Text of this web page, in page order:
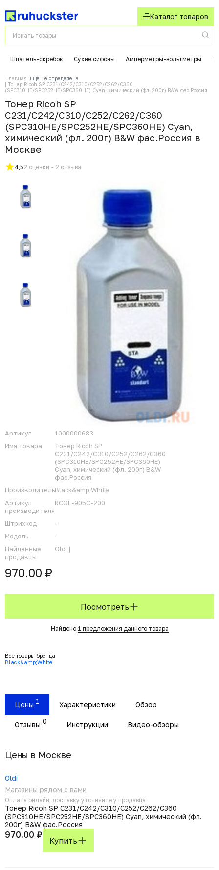
Каталог товаров
Шпатель-скребок Сухие сифоны Амперметры-вольтметры
Главная
Еще не определена
Тонер Ricoh SP C231/C242/C310/C252/C262/C360
(SPC310HE/SPC252HE/SPC360HE) Cyan, химический (фл. 200г) B&W фас.Россия
Тонер Ricoh SP
C231/C242/C310/C252/C262/C360
(SPC310HE/SPC252HE/SPC360HE) Cyan,
химический (фл. 200г) B&W фас.Россия в
Москвe
4,52 оценки - 2 отзыва
Артикул
1000000683
Имя товара
Тонер Ricoh SP
C231/C242/C310/C252/C262/C360
(SPC310HE/SPC252HE/SPC360HE)
Cyan, химический (фл. 200г) B&W
фас.Россия
ПроизводительBlack&amp;White
Артикул
производителя
RCOL-905C-200
Штрихкод
-
Модель
-
Найденные
продавцы
Oldi |
970.00 ₽
Посмотреть
Найдено 1 предложения данного товара
Все товары бренда
Black&amp;White
Цены 1 Характеристики Обзор
Отзывы 0 Инструкции Видео-обзоры
Цены в Москвe
Oldi
Магазины рядом с вами
Оплата онлайн, доставку уточняйте у продавца
Тонер Ricoh SP C231/C242/C310/C252/C262/C360
(SPC310HE/SPC252HE/SPC360HE) Cyan, химический (фл.
200г) B&W фас.Россия
970.00 ₽
Купить